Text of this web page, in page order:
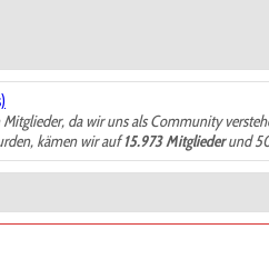
da wir uns als Community
kämen wir auf15.973 Mitgliederund